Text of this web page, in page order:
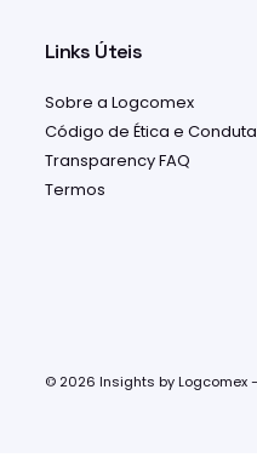
Links Úteis
Sobre a Logcomex
Código de Ética e Conduta
Transparency FAQ
Termos
© 2026 Insights by